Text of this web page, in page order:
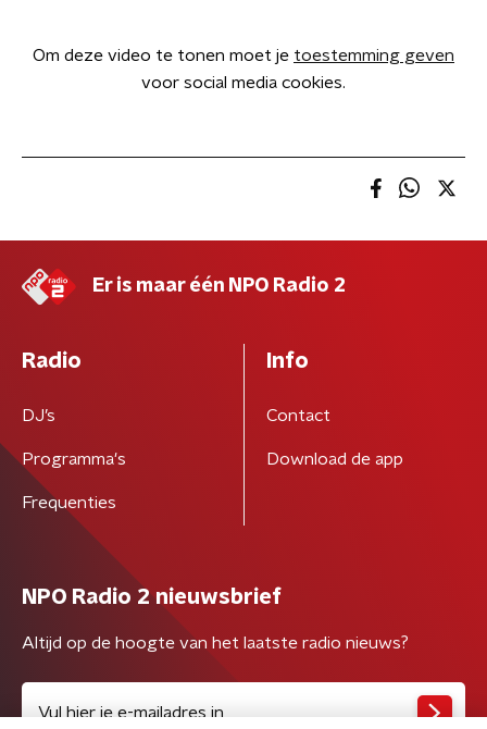
Om deze video te tonen moet je toestemming geven
voor social media cookies.
Er is maar één NPO Radio 2
Radio
DJ’s
Programma's
Frequenties
Info
Contact
Download de app
NPO Radio 2 nieuwsbrief
Altijd op de hoogte van het laatste radio nieuws?